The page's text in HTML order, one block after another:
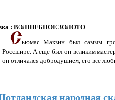
: ВОЛШЕБНОЕ ЗОЛОТО
ьюмас Маквин был самым
Россшире. А еще был он великим
он отличался добродушием, его все
народная